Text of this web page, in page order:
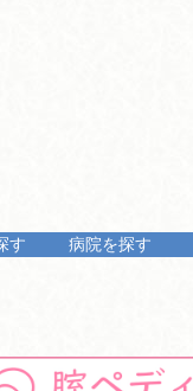
す 病院を探す